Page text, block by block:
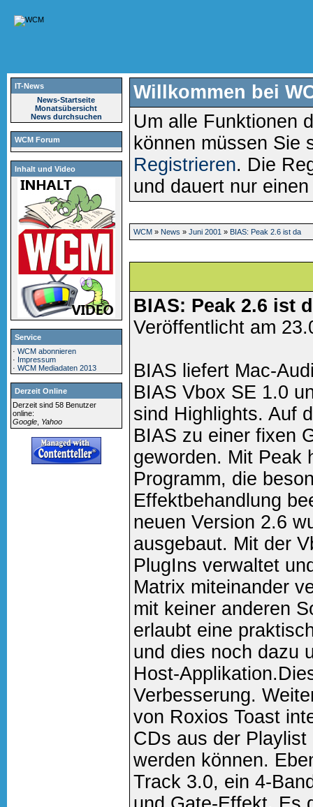
IT-News
News-Startseite
Monatsübersicht
News durchsuchen
WCM Forum
Inhalt und Video
Service
·WCM abonnieren
· Impressum
·WCM Mediadaten 2013
Derzeit Online
Derzeit sind 58 Benutzer
online:
Google Yahoo
Willkommen bei
Um alle Funktionen
können müssen Sie
Registrieren. Die
und dauert nur
WCM» News » Juni 2001 » BIAS: Peak 2.6 ist da
BIAS: Peak 2.6 ist
Veröffentlicht am
BIAS liefert Mac-
BIAS Vbox SE 1.0
sind Highlights. Auf
BIAS zu einer fixen
geworden. Mit Peak
Programm, die
Effektbehandlung
neuen Version 2.6
ausgebaut. Mit der
PlugIns verwaltet
Matrix miteinander
mit keiner anderen
erlaubt eine
und dies noch dazu
Host-
Verbesserung.
von Roxios Toast
CDs aus der
werden können.
Track 3.0, ein 4-